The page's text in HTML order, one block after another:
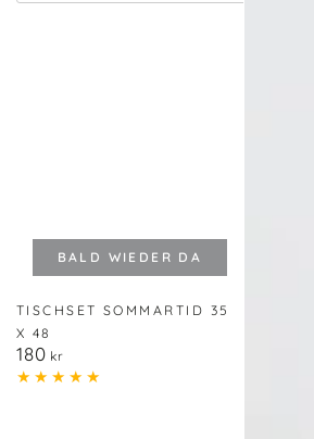
TISCHSET SOMMARTID 35
X 48
Regulärer
Preis
180 kr
BALD WIEDER DA